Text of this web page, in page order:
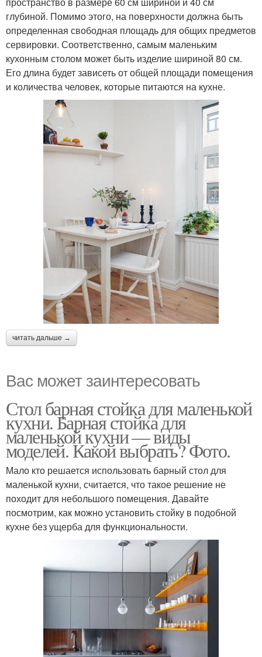
глубиной. Помимо этого, на поверхности должна быть
определенная свободная площадь для общих предметов
сервировки. Соответственно, самым маленьким
кухонным столом может быть изделие шириной 80 см.
Его длина будет зависеть от общей площади помещения
и количества человек, которые питаются на кухне.
читать дальше →
Вас может заинтересовать
Стол барная стойка для маленькой
кухни. Барная стойка для
маленькой кухни — виды
моделей. Какой выбрать? Фото.
Мало кто решается использовать барный стол для
маленькой кухни, считается, что такое решение не
походит для небольшого помещения. Давайте
посмотрим, как можно установить стойку в подобной
кухне без ущерба для функциональности.